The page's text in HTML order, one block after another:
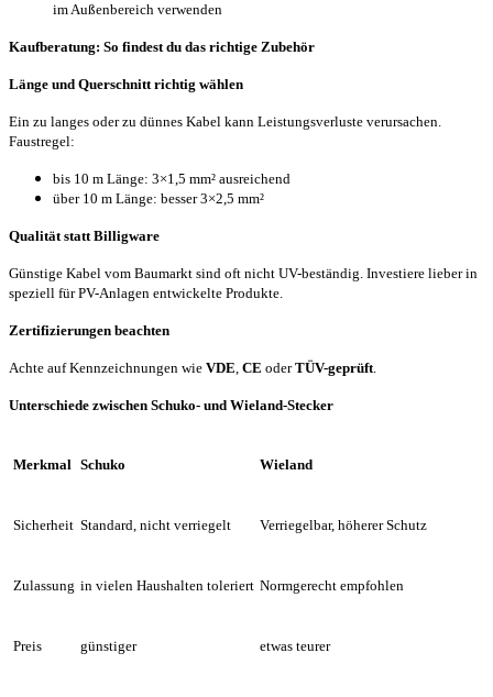
im Außenbereich verwenden
Kaufberatung: So findest du das richtige Zubehör
Länge und Querschnitt richtig wählen
Ein zu langes oder zu dünnes Kabel kann Leistungsverluste verursachen.
Faustregel:
bis 10 m Länge: 3×1,5 mm² ausreichend
über 10 m Länge: besser 3×2,5 mm²
Qualität statt Billigware
Günstige Kabel vom Baumarkt sind oft nicht UV-beständig. Investiere lieber in
speziell für PV-Anlagen entwickelte Produkte.
Zertifizierungen beachten
Achte auf Kennzeichnungen wie VDE, CE oderTÜV-geprüft.
Unterschiede zwischen Schuko- und Wieland-Stecker
Merkmal Schuko Wieland
Sicherheit Standard, nicht verriegelt Verriegelbar, höherer Schutz
Zulassung in vielen Haushalten toleriert Normgerecht empfohlen
Preis günstiger etwas teurer